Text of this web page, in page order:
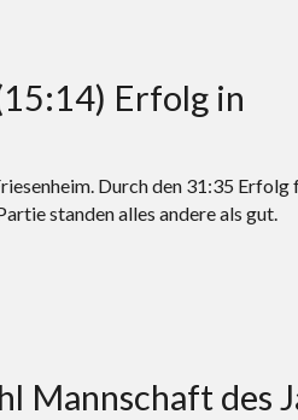
Erfolg in
Durch den 31:35 Erfolg
standen alles andere als gut.
Mannschaft des